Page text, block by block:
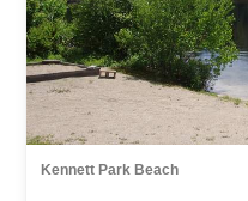
Kennett Park Beach